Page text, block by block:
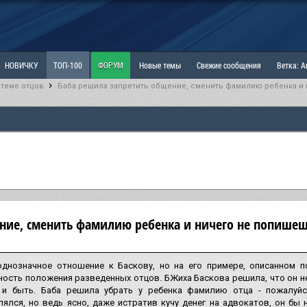
НОВИЧКУ ТОП-100 ФОРУМ Новые темы Свежие сообщения Ветка:
Наболевшее. Выскажись! РАЗДЕЛ: Мы и Женщины РАЗДЕЛ: Маскулизм, МД
отцов Баба решила запретить общение, сменить фамилию ребенка
сменить фамилию ребенка и ничего не
отношение к Баскову, но на его примере, описанном
положения разведенных отцов. БЖиха Баскова решила, что он
быть. Баба решила убрать у ребенка фамилию отца -
но ведь ясно, даже истратив кучу денег на адвокатов, он